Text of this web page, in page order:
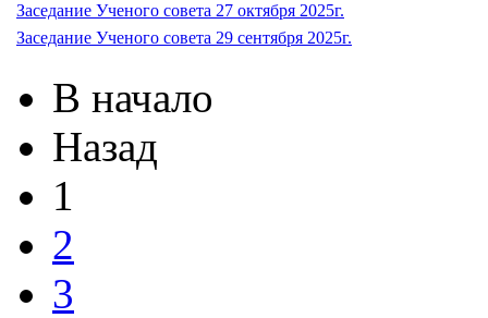
Заседание Ученого совета 27 октября 2025г.
Заседание Ученого совета 29 сентября 2025г.
В начало
Назад
1
2
3